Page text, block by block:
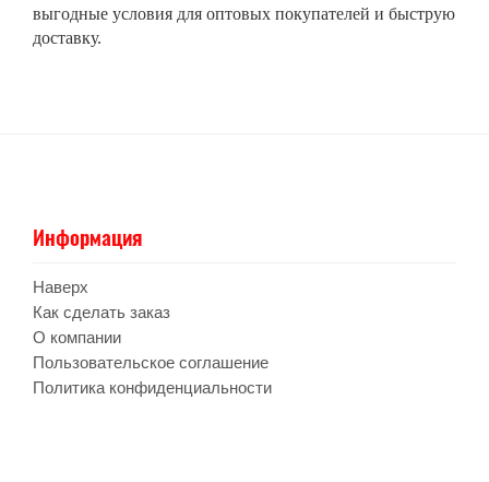
выгодные условия для оптовых покупателей и быструю
доставку.
Информация
Наверх
Как сделать заказ
О компании
Пользовательское соглашение
Политика конфиденциальности